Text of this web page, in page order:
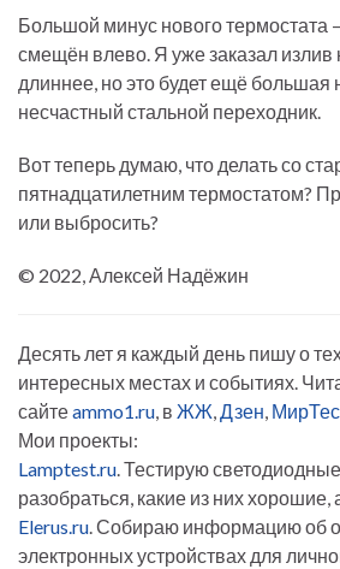
Большой минус нового термостата
смещён влево. Я уже заказал излив
длиннее, но это будет ещё большая
несчастный стальной переходник.
Вот теперь думаю, что делать со
пятнадцатилетним термостатом?
или выбросить?
© 2022, Алексей Надёжин
Десять лет я каждый день пишу о
интересных местах и событиях.
сайтеammo1.ru, в ЖЖ,Дзен,
Мои проекты:
Lamptest.ru. Тестирую
разобраться, какие из них хорошие,
Elerus.ru. Собираю информацию об
электронных устройствах для